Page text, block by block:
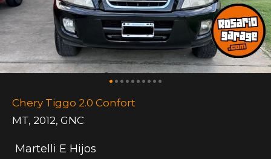
Chery Tiggo 2.0 Confort
MT, 2012, GNC
Martelli E Hijos